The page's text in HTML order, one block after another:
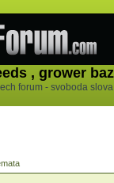
, grower
forum - svoboda slova